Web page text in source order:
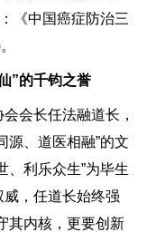
《中国癌症防治三
”的千钧之誉
会长任法融道长，
源、道医相融”的文
、利乐众生”为毕生
，任道长始终强
其内核，更要创新